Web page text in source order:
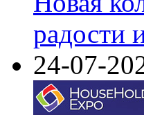
радости
24-07-